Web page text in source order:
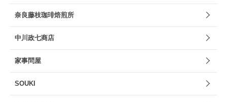
奈良藤枝珈琲焙煎所
中川政七商店
家事問屋
SOUKI